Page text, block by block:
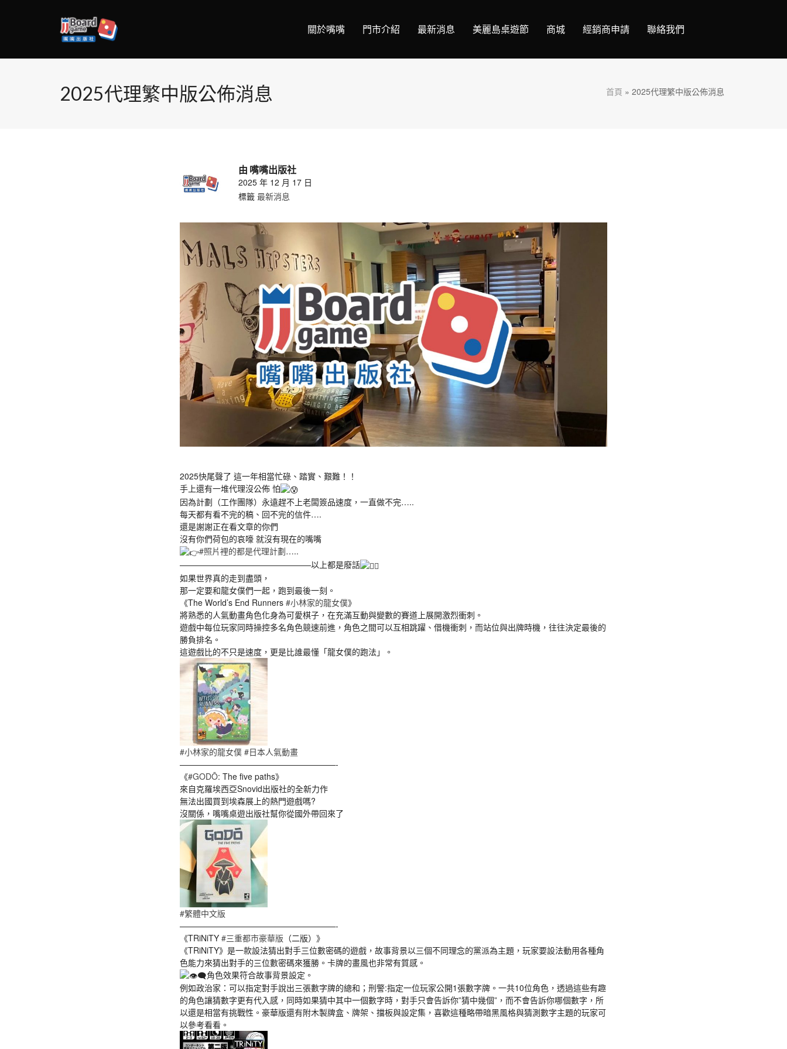
關於嘴嘴 門市介紹 最新消息 美麗島桌遊節 商城 經銷商申請 聯絡我們
2025代理繁中版公佈消息 首頁 » 2025代理繁中版公佈消息
由 嘴嘴出版社
2025 年 12 月 17 日
標籤 最新消息
2025快尾聲了 這一年相當忙碌、踏實、艱難！！
手上還有一堆代理沒公佈 怕
因為計劃（工作團隊）永遠趕不上老闆簽品速度，一直做不完…..
每天都有看不完的稿、回不完的信件….
還是謝謝正在看文章的你們
沒有你們荷包的哀嚎 就沒有現在的嘴嘴
#照片裡的都是代理計劃…..
————————————————以上都是廢話
如果世界真的走到盡頭，
那一定要和龍女僕們一起，跑到最後一刻。
《The World’s End Runners #小林家的龍女僕》
將熟悉的人氣動畫角色化身為可愛棋子，在充滿互動與變數的賽道上展開激烈衝刺。
遊戲中每位玩家同時操控多名角色競速前進，角色之間可以互相跳躍、借機衝刺，而站位與出牌時機，往往決定最後的
勝負排名。
這遊戲比的不只是速度，更是比誰最懂「龍女僕的跑法」。
#小林家的龍女僕 #日本人氣動畫
———————————————————-
《#GODŌ: The five paths》
來自克羅埃西亞Snovid出版社的全新力作
無法出國買到埃森展上的熱門遊戲嗎?
沒關係，嘴嘴桌遊出版社幫你從國外帶回來了
#繁體中文版
———————————————————-
《TRiNiTY #三重都市豪華版 （二版）》
《TRiNiTY》是一款設法猜出對手三位數密碼的遊戲，故事背景以三個不同理念的黨派為主題，玩家要設法動用各種角
色能力來猜出對手的三位數密碼來獲勝。卡牌的畫風也非常有質感。
角色效果符合故事背景設定。
例如政治家：可以指定對手說出三張數字牌的總和；刑警:指定一位玩家公開1張數字牌。一共10位角色，透過這些有趣
的角色讓猜數字更有代入感，同時如果猜中其中一個數字時，對手只會告訴你”猜中幾個”，而不會告訴你哪個數字，所
以還是相當有挑戰性。豪華版還有附木製牌盒、牌架、擋板與設定集，喜歡這種略帶暗黑風格與猜測數字主題的玩家可
以參考看看。